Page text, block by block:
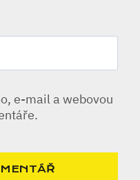
e-mail a webovou